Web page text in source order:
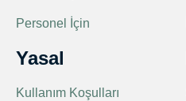
Personel İçin
Yasal
Kullanım Koşulları